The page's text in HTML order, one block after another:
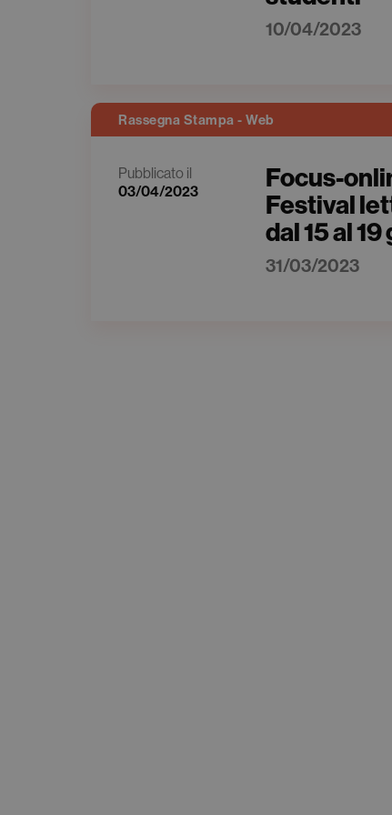
10/04/2023
Rassegna Stampa - Web
Pubblicato il
03/04/2023
Focus-
Festival
dal 15 al
31/03/2023